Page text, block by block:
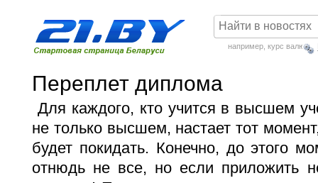
например, курс валют
Переплет диплома
Для каждого, кто учится в высшем
не только высшем, настает тот
будет покидать. Конечно, до этого
отнюдь не все, но если приложить